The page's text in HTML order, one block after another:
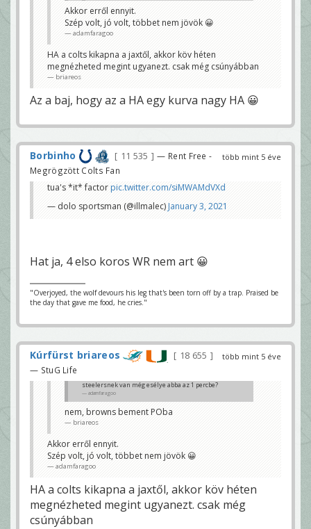
nem, browns bement POba
briareos
Akkor erről ennyit.
Szép volt, jó volt, többet nem jövök 😀
adamfaragoo
HA a colts kikapna a jaxtől, akkor köv héten
megnézheted megint ugyanezt. csak még csúnyábban
briareos
Az a baj, hogy az a HA egy kurva nagy HA 😀
több mint 5 éve
Borbinho 11 535
— Rent Free -
Megrögzött Colts Fan
tua's *it* factorpic.twitter.com/siMWAMdVXd
— dolo sportsman (@illmalec)January 3, 2021
Hat ja, 4 elso koros WR nem art 😀
"Overjoyed, the wolf devours his leg that's been torn off by a trap. Praised be
the day that gave me food, he cries."
több mint 5 éve
Kúrfürst briareos 18 655
— StuG Life
steelersnek van még esélye abba az 1 percbe?
adamfaragoo
nem, browns bement POba
briareos
Akkor erről ennyit.
Szép volt, jó volt, többet nem jövök 😀
adamfaragoo
HA a colts kikapna a jaxtől, akkor köv héten
megnézheted megint ugyanezt. csak még
csúnyábban